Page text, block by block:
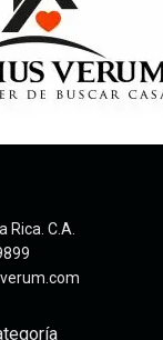
Rica. C.A.